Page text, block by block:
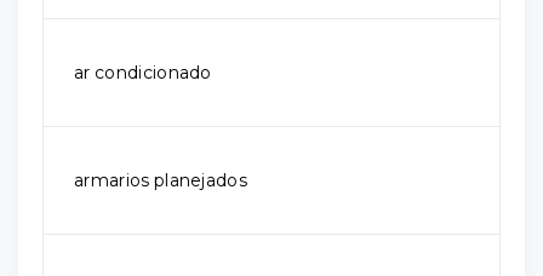
ar condicionado
armarios planejados